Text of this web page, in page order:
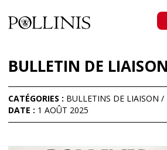
contenu
domestiques et sauvages, et pour une
les pollinisateurs
BULLETIN DE
CATÉGORIES : BULLETINS DE LIAISON /
DATE : 1 AOÛT 2025